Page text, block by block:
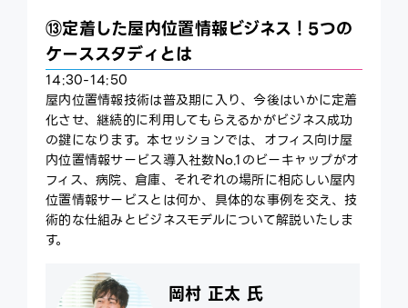
⑬定着した屋内位置情報ビジネス！5つの
ケーススタディとは
14:30-14:50
屋内位置情報技術は普及期に入り、今後はいかに定着
化させ、継続的に利用してもらえるかがビジネス成功
の鍵になります。本セッションでは、オフィス向け屋
内位置情報サービス導入社数No.1のビーキャップがオ
フィス、病院、倉庫、それぞれの場所に相応しい屋内
位置情報サービスとは何か、具体的な事例を交え、技
術的な仕組みとビジネスモデルについて解説いたしま
す。
岡村 正太 氏